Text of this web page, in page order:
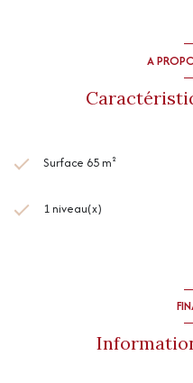
A
Surface 65 m²
1 niveau(x)